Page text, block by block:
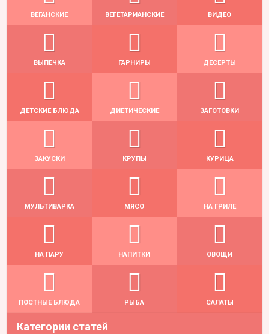
ВЕГАНСКИЕ ВЕГЕТАРИАНСКИЕ ВИДЕО
ВЫПЕЧКА ГАРНИРЫ ДЕСЕРТЫ
ДЕТСКИЕ БЛЮДА ДИЕТИЧЕСКИЕ ЗАГОТОВКИ
ЗАКУСКИ КРУПЫ КУРИЦА
МУЛЬТИВАРКА МЯСО НА ГРИЛЕ
НА ПАРУ НАПИТКИ ОВОЩИ
ПОСТНЫЕ БЛЮДА РЫБА САЛАТЫ
Категории статей